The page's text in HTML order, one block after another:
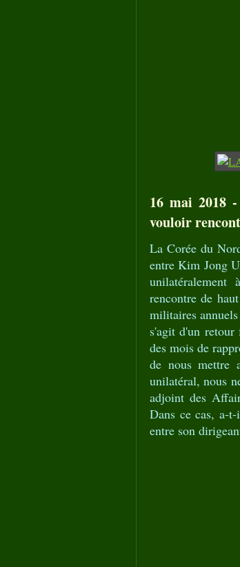
16 mai 2018
vouloir
La Corée du
entre Kim Jong
unilatéralement
rencontre de
militaires
s'agit d'un
des mois de
de nous mettre
unilatéral, nous
adjoint des
Dans ce cas, a-
entre son